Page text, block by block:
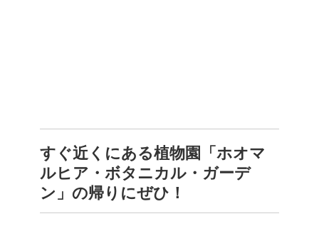
すぐ近くにある植物園「ホオマ
ルヒア・ボタニカル・ガーデ
ン」の帰りにぜひ！